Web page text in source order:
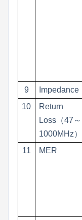
9
Impedance
10
Return
Loss（47 ～
1000MHz）
11 MER